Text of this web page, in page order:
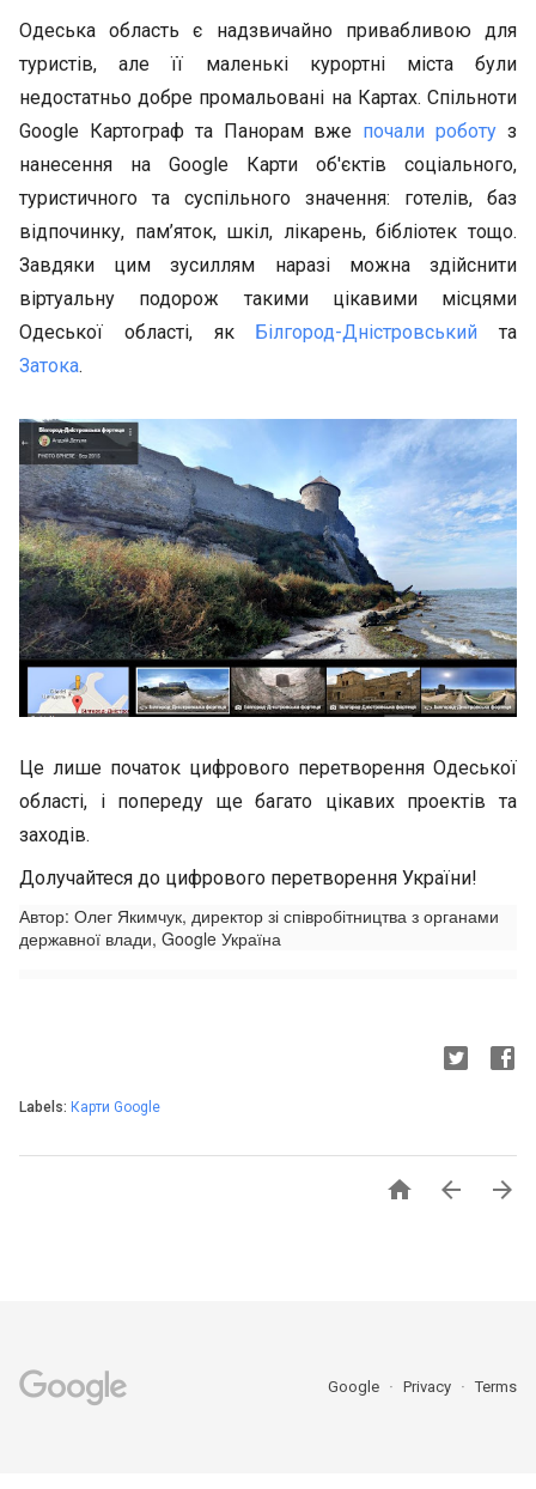
Одеська область є надзвичайно привабливою для
туристів, але її маленькі курортні міста були
недостатньо добре промальовані на Картах. Спільноти
Google Картограф та Панорам вже почали роботу з
нанесення на Google Карти об'єктів соціального,
туристичного та суспільного значення: готелів, баз
відпочинку, пам’яток, шкіл, лікарень, бібліотек тощо.
Завдяки цим зусиллям наразі можна здійснити
віртуальну подорож такими цікавими місцями
Одеської області, як Білгород-Дністровський та
Затока.
Це лише початок цифрового перетворення Одеської
області, і попереду ще багато цікавих проектів та
заходів.
Долучайтеся до цифрового перетворення України!
Автор: Олег Якимчук, директор зі співробітництва з органами
державної влади, Google Україна
Labels: Карти Google
  
Google Privacy Terms